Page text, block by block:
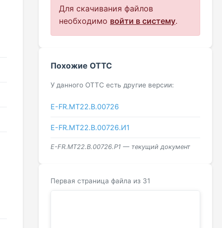
Для скачивания файлов
необходимо войти в систему.
Похожие ОТТС
У данного ОТТС есть другие версии:
Е-FR.МТ22.В.00726
Е-FR.МТ22.В.00726.И1
Е-FR.МТ22.В.00726.Р1 — текущий документ
Первая страница файла из 31